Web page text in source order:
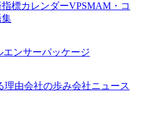
標カレンダーVPSMAM・コ
集
エンサーパッケージ
理由会社の歩み会社ニュース